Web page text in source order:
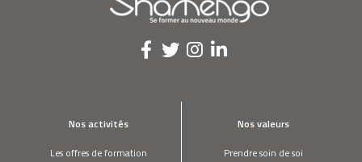
TOMMY THEBERGE
pour les déficients visuels
OSCAR DIOS
Nos activités
Les offres de formation
Nos valeurs
Prendre soin de soi